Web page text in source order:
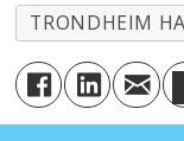
TRONDHEIM